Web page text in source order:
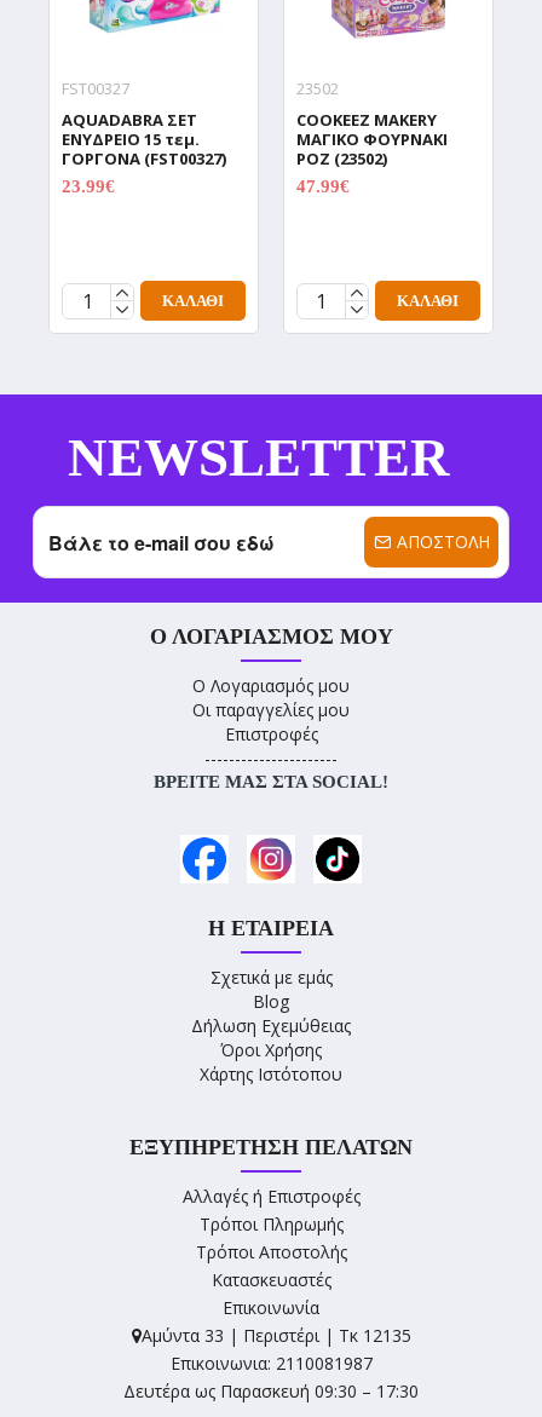
FST00327
AQUADABRA ΣΕΤ
ΕΝΥΔΡΕΙΟ 15 τεμ.
ΓΟΡΓΟΝΑ (FST00327)
23.99€
ΚΑΛΆΘΙ
23502
COOKEEZ MAKERY
ΜΑΓΙΚΟ ΦΟΥΡΝΑΚΙ
ΡΟΖ (23502)
47.99€
ΚΑΛΆΘΙ
NEWSLETTER
ΑΠΟΣΤΟΛΉ
Ο ΛΟΓΑΡΙΑΣΜΌΣ ΜΟΥ
Ο Λογαριασμός μου
Οι παραγγελίες μου
Επιστροφές
----------------------
ΒΡΕΊΤΕ ΜΑΣ ΣΤΑ SOCIAL!
Η ΕΤΑΙΡΕΊΑ
Σχετικά με εμάς
Blog
Δήλωση Εχεμύθειας
Όροι Χρήσης
Χάρτης Ιστότοπου
ΕΞΥΠΗΡΈΤΗΣΗ ΠΕΛΑΤΏΝ
Αλλαγές ή Επιστροφές
Τρόποι Πληρωμής
Τρόποι Αποστολής
Κατασκευαστές
Επικοινωνία
Αμύντα 33 | Περιστέρι | Τκ 12135
Επικοινωνια: 2110081987
Δευτέρα ως Παρασκευή 09:30 – 17:30